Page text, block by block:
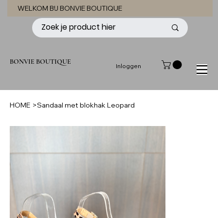
WELKOM BIJ BONVIE BOUTIQUE
BONVIE BOUTIQUE
Inloggen
HOME >Sandaal met blokhak Leopard